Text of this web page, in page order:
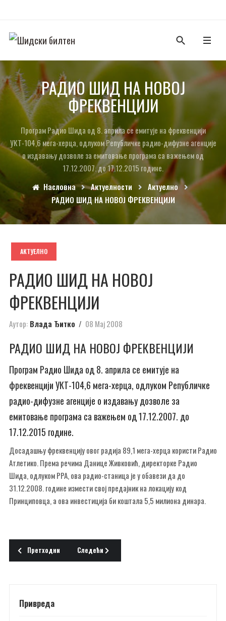
РАДИО ШИД НА НОВОЈ
ФРЕКВЕНЦИЈИ
Програм Радио Шида од 8. априла се емитује на фреквенцији
УКТ-104,6 мега-херца, одлуком Републичке радио-дифузне агенције
о издавању дозволе за емитовање програма са важењем од
17.12.2007. до 17.12.2015 године.
Насловна
Актуелности
Актуелно
РАДИО ШИД НА НОВОЈ ФРЕКВЕНЦИЈИ
АКТУЕЛНО
РАДИО ШИД НА НОВОЈ
ФРЕКВЕНЦИЈИ
Аутор: Влада Ђитко 08 Мај 2008
РАДИО ШИД НА НОВОЈ ФРЕКВЕНЦИЈИ
Програм Радио Шида од 8. априла се емитује на
фреквенцији УКТ-104,6 мега-херца, одлуком Републичке
радио-дифузне агенције о издавању дозволе за
емитовање програма са важењем од 17.12.2007. до
17.12.2015 године.
Досадашњу фреквенцију овог радија 89,1 мега-херца користи Радио
Атлетико. Према речима Данице Живковић, директорке Радио
Шида, одлуком РРА, ова радио-станица је у обавези да до
31.12.2008. године измести свој предајник на локацију код
Принциповца, а ова инвестиција би коштала 5,5 милиона динара.
Претходни чланак: ДОДЕЉЕНИ СЕРТИФИКАТИ
Претходни Следећи чланак: ТЕКУ РАДОВИ
Следећи
Привреда